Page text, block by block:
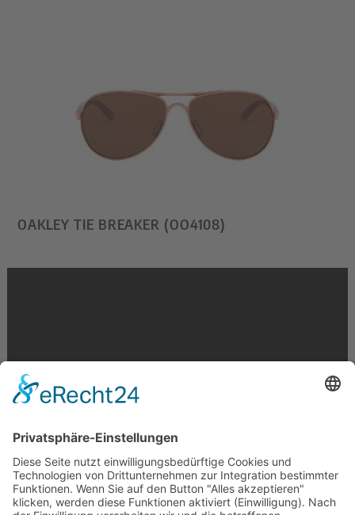
OAKLEY TIE BREAKER (OO4108)